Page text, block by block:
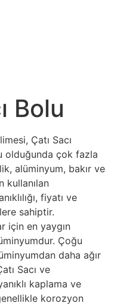
Bolu
Çatı Sacı
olduğunda çok fazla
alüminyum, bakır ve
kullanılan
fiyatı ve
sahiptir.
için en yaygın
Çoğu
daha ağır
Sacı ve
kaplama ve
korozyon